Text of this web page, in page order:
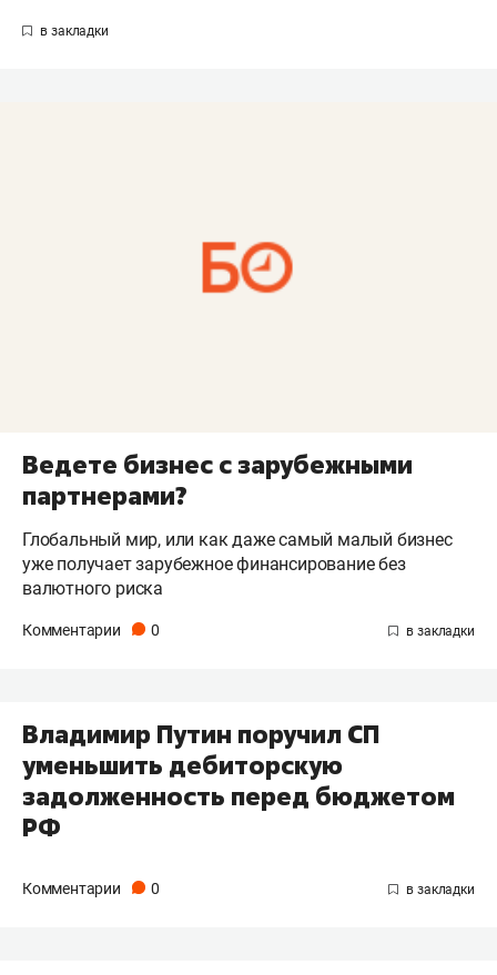
Ведете бизнес с зарубежными
партнерами?
Глобальный мир, или как даже самый малый бизнес
уже получает зарубежное финансирование без
валютного риска
Комментарии 0
Владимир Путин поручил СП
уменьшить дебиторскую
задолженность перед бюджетом
РФ
Комментарии 0